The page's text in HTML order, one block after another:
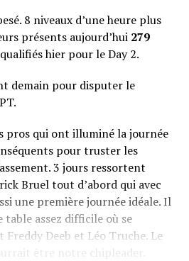
8 niveaux d’une heure plus
présents aujourd’hui 279
hier pour le Day 2.
demain pour disputer le
pros qui ont illuminé la journée
pour truster les
3 jours ressortent
Bruel tout d’abord qui avec
une première journée idéale. Il
table assez difficile où se
Deeb et Léo Truche. Le